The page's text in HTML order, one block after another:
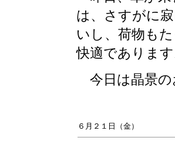
は、さすがに
いし、荷物も
快適であります
今日は晶景の
６月２１日（金）